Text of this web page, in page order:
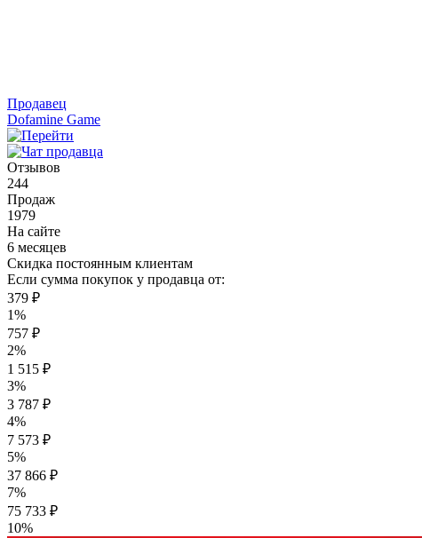
Продавец
Dofamine Game
Отзывов
244
Продаж
1979
На сайте
6 месяцев
Скидка постоянным клиентам
Если сумма покупок у продавца от:
379 ₽
1%
757 ₽
2%
1 515 ₽
3%
3 787 ₽
4%
7 573 ₽
5%
37 866 ₽
7%
75 733 ₽
10%